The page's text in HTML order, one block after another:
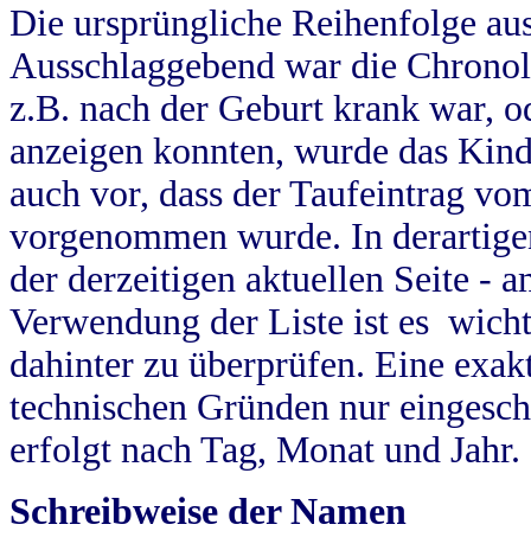
Die ursprüngliche Reihenfolge
Ausschlaggebend war die
z.B. nach der Geburt krank war,
anzeigen konnten, wurde das
auch vor, dass der Taufeintrag
vorgenommen wurde. In
der derzeitigen aktuellen Seite -
Verwendung der Liste ist es
dahinter zu überprüfen. Eine
technischen Gründen nur
erfolgt nach Tag, Monat und Jahr.
Schreibweise der Namen